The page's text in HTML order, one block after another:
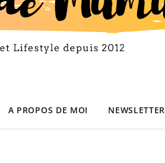
A PROPOS DE MOI NEWSLETTER